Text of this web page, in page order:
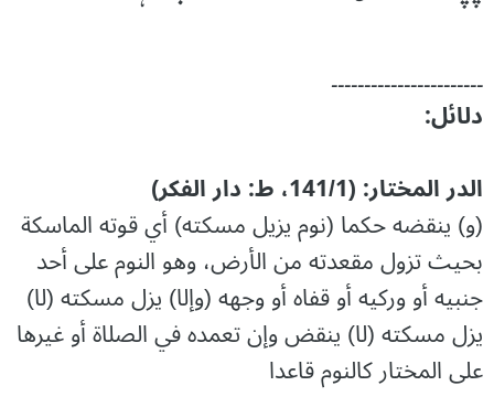
۔۔۔۔۔۔۔۔۔۔۔۔۔۔۔۔۔۔۔۔۔۔۔
دلائل:
الدر المختار: (141/1، ط: دار الفکر)
(و) ينقضه حكما (نوم يزيل مسكته) أي قوته الماسكة
بحيث تزول مقعدته من الأرض، وهو النوم على أحد
جنبيه أو وركيه أو قفاه أو وجهه (وإلا) يزل مسكته (لا)
يزل مسكته (لا) ينقض وإن تعمده في الصلاة أو غيرها
على المختار كالنوم قاعدا